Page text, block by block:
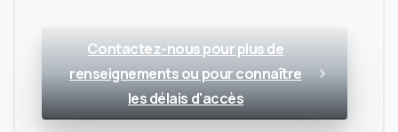
Contactez-nous pour plus de
renseignements ou pour connaître
les délais d'accès